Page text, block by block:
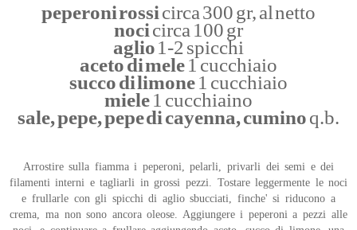
peperoni rossicirca 300 gr, al netto
nocicirca 100 gr
aglio1-2 spicchi
aceto di mele1 cucchiaio
succo di limone1 cucchiaio
miele1 cucchiaino
sale, pepe, pepe di cayenna, cuminoq.b.
Arrostire sulla fiamma i peperoni, pelarli, privarli dei semi e dei
filamenti interni e tagliarli in grossi pezzi. Tostare leggermente le noci
e frullarle con gli spicchi di aglio sbucciati, finche' si riducono a
crema, ma non sono ancora oleose. Aggiungere i peperoni a pezzi alle